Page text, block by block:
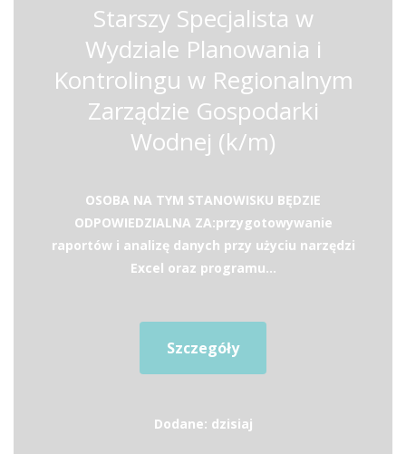
Starszy Specjalista w
Wydziale Planowania i
Kontrolingu w Regionalnym
Zarządzie Gospodarki
Wodnej (k/m)
OSOBA NA TYM STANOWISKU BĘDZIE
ODPOWIEDZIALNA ZA:przygotowywanie
raportów i analizę danych przy użyciu narzędzi
Excel oraz programu...
Szczegóły
Dodane: dzisiaj